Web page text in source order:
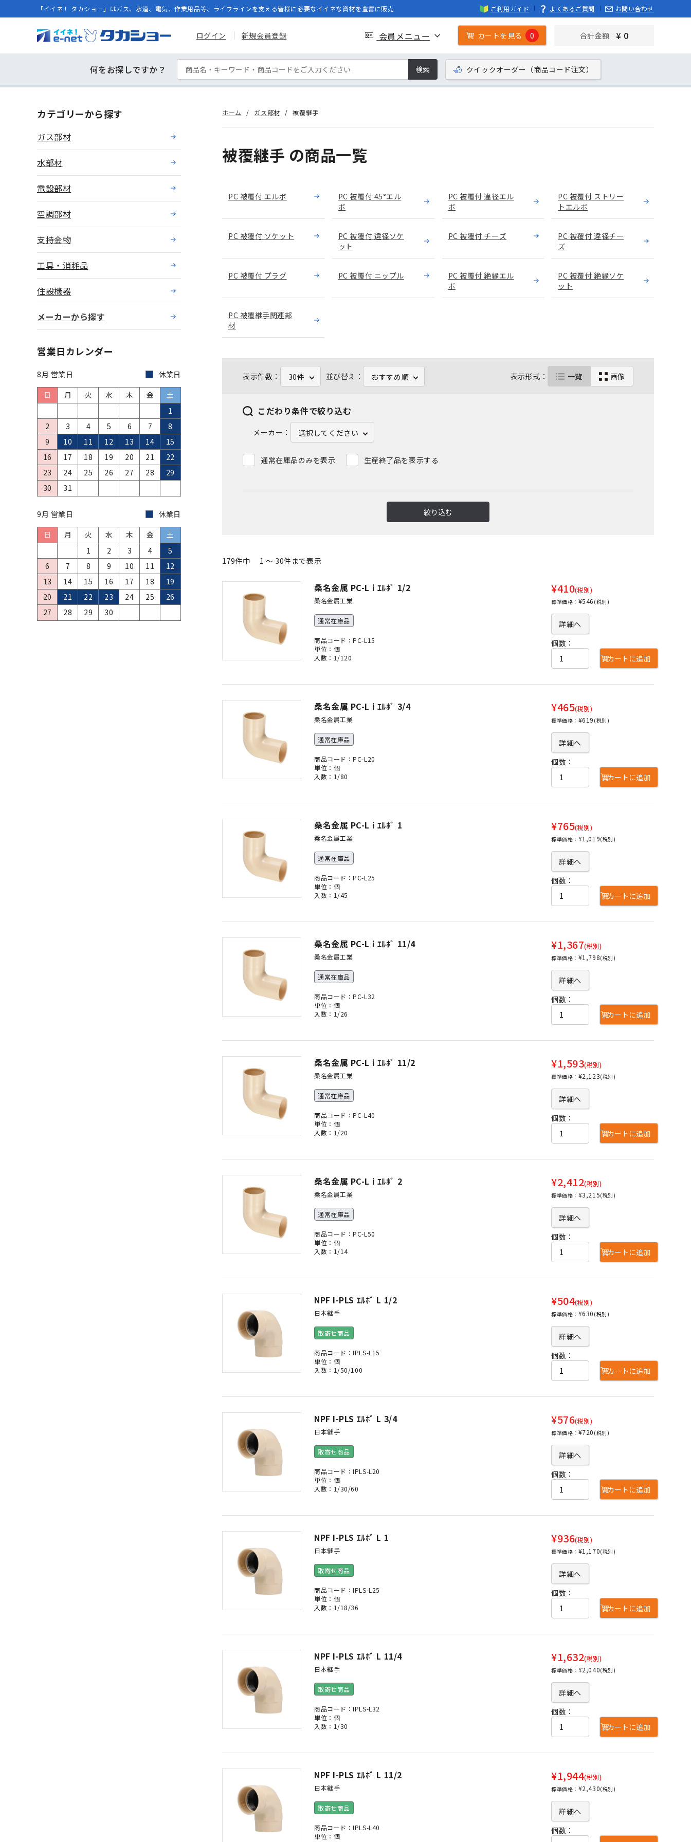
「イイネ！ タカショー」はガス、水道、電気、作業用品等、ライフラインを支える皆様に必要なイイネな資材を豊富に販売 ご利用ガイド よくあるご質問 お問い合わせ
ログイン 新規会員登録 会員メニュー カートを見る 0 合計金額 ¥ 0
何をお探しですか？ 検索 クイックオーダー（商品コード注文）
カテゴリーから探す
ガス部材
水部材
電設部材
空調部材
支持金物
工具・消耗品
住設機器
メーカーから探す
営業日カレンダー
8月 営業日
休業日
日
月 火 水 木 金
土
1
2
3 4 5 6 7
8
9
10 11 12 13 14
15
16
17 18 19 20 21
22
23
24 25 26 27 28
29
30
31
9月 営業日
休業日
日
月 火 水 木 金
土
1
2 3 4
5
6
7 8 9 10 11
12
13
14 15 16 17 18
19
20
21 22 23 24 25
26
27
28 29 30
ホーム ガス部材 被覆継手
被覆継手 の商品一覧
PC 被覆付 エルボ
PC 被覆付 45°エル
ボ
PC 被覆付 違径エル
ボ
PC 被覆付 ストリー
トエルボ
PC 被覆付 ソケット
PC 被覆付 違径ソケ
ット
PC 被覆付 チーズ
PC 被覆付 違径チー
ズ
PC 被覆付 プラグ PC 被覆付 ニップル
PC 被覆付 絶縁エル
ボ
PC 被覆付 絶縁ソケ
ット
PC 被覆継手関連部
材
表示件数： 30件 並び替え： おすすめ順 表示形式： 一覧 画像
こだわり条件で絞り込む
メーカー： 選択してください
通常在庫品のみを表示 生産終了品を表示する
絞り込む
179件中 1 ～ 30件まで表示
桑名金属 PC-L i ｴﾙﾎﾞ 1/2
桑名金属工業
通常在庫品
商品コード：PC-L15
単位：個
入数：1/120
¥410(税別)
標準価格： ¥546 (税別)
詳細へ
個数：
カートに追加
桑名金属 PC-L i ｴﾙﾎﾞ 3/4
桑名金属工業
通常在庫品
商品コード：PC-L20
単位：個
入数：1/80
¥465(税別)
標準価格： ¥619 (税別)
詳細へ
個数：
カートに追加
桑名金属 PC-L i ｴﾙﾎﾞ 1
桑名金属工業
通常在庫品
商品コード：PC-L25
単位：個
入数：1/45
¥765(税別)
標準価格： ¥1,019(税別)
詳細へ
個数：
カートに追加
桑名金属 PC-L i ｴﾙﾎﾞ 11/4
桑名金属工業
通常在庫品
商品コード：PC-L32
単位：個
入数：1/26
¥1,367(税別)
標準価格： ¥1,798(税別)
詳細へ
個数：
カートに追加
桑名金属 PC-L i ｴﾙﾎﾞ 11/2
桑名金属工業
通常在庫品
商品コード：PC-L40
単位：個
入数：1/20
¥1,593(税別)
標準価格： ¥2,123(税別)
詳細へ
個数：
カートに追加
桑名金属 PC-L i ｴﾙﾎﾞ 2
桑名金属工業
通常在庫品
商品コード：PC-L50
単位：個
入数：1/14
¥2,412(税別)
標準価格： ¥3,215(税別)
詳細へ
個数：
カートに追加
NPF I-PLS ｴﾙﾎﾞ L 1/2
日本継手
取寄せ商品
商品コード：IPLS-L15
単位：個
入数：1/50/100
¥504(税別)
標準価格： ¥630 (税別)
詳細へ
個数：
カートに追加
NPF I-PLS ｴﾙﾎﾞ L 3/4
日本継手
取寄せ商品
商品コード：IPLS-L20
単位：個
入数：1/30/60
¥576(税別)
標準価格： ¥720 (税別)
詳細へ
個数：
カートに追加
NPF I-PLS ｴﾙﾎﾞ L 1
日本継手
取寄せ商品
商品コード：IPLS-L25
単位：個
入数：1/18/36
¥936(税別)
標準価格： ¥1,170(税別)
詳細へ
個数：
カートに追加
NPF I-PLS ｴﾙﾎﾞ L 11/4
日本継手
取寄せ商品
商品コード：IPLS-L32
単位：個
入数：1/30
¥1,632(税別)
標準価格： ¥2,040(税別)
詳細へ
個数：
カートに追加
NPF I-PLS ｴﾙﾎﾞ L 11/2
日本継手
取寄せ商品
商品コード：IPLS-L40
単位：個
¥1,944(税別)
標準価格： ¥2,430(税別)
詳細へ
個数：